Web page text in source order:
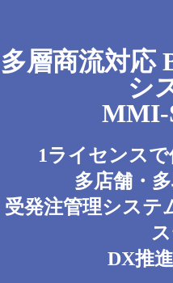
多層商流対応
シ
MMI-
1ライセンス
多店舗・
受発注管理シス
DX推